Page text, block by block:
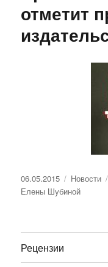
отметит
Опубликовано
06.05.2015 Рубрики
Новости
Елены Шубиной
Рецензии